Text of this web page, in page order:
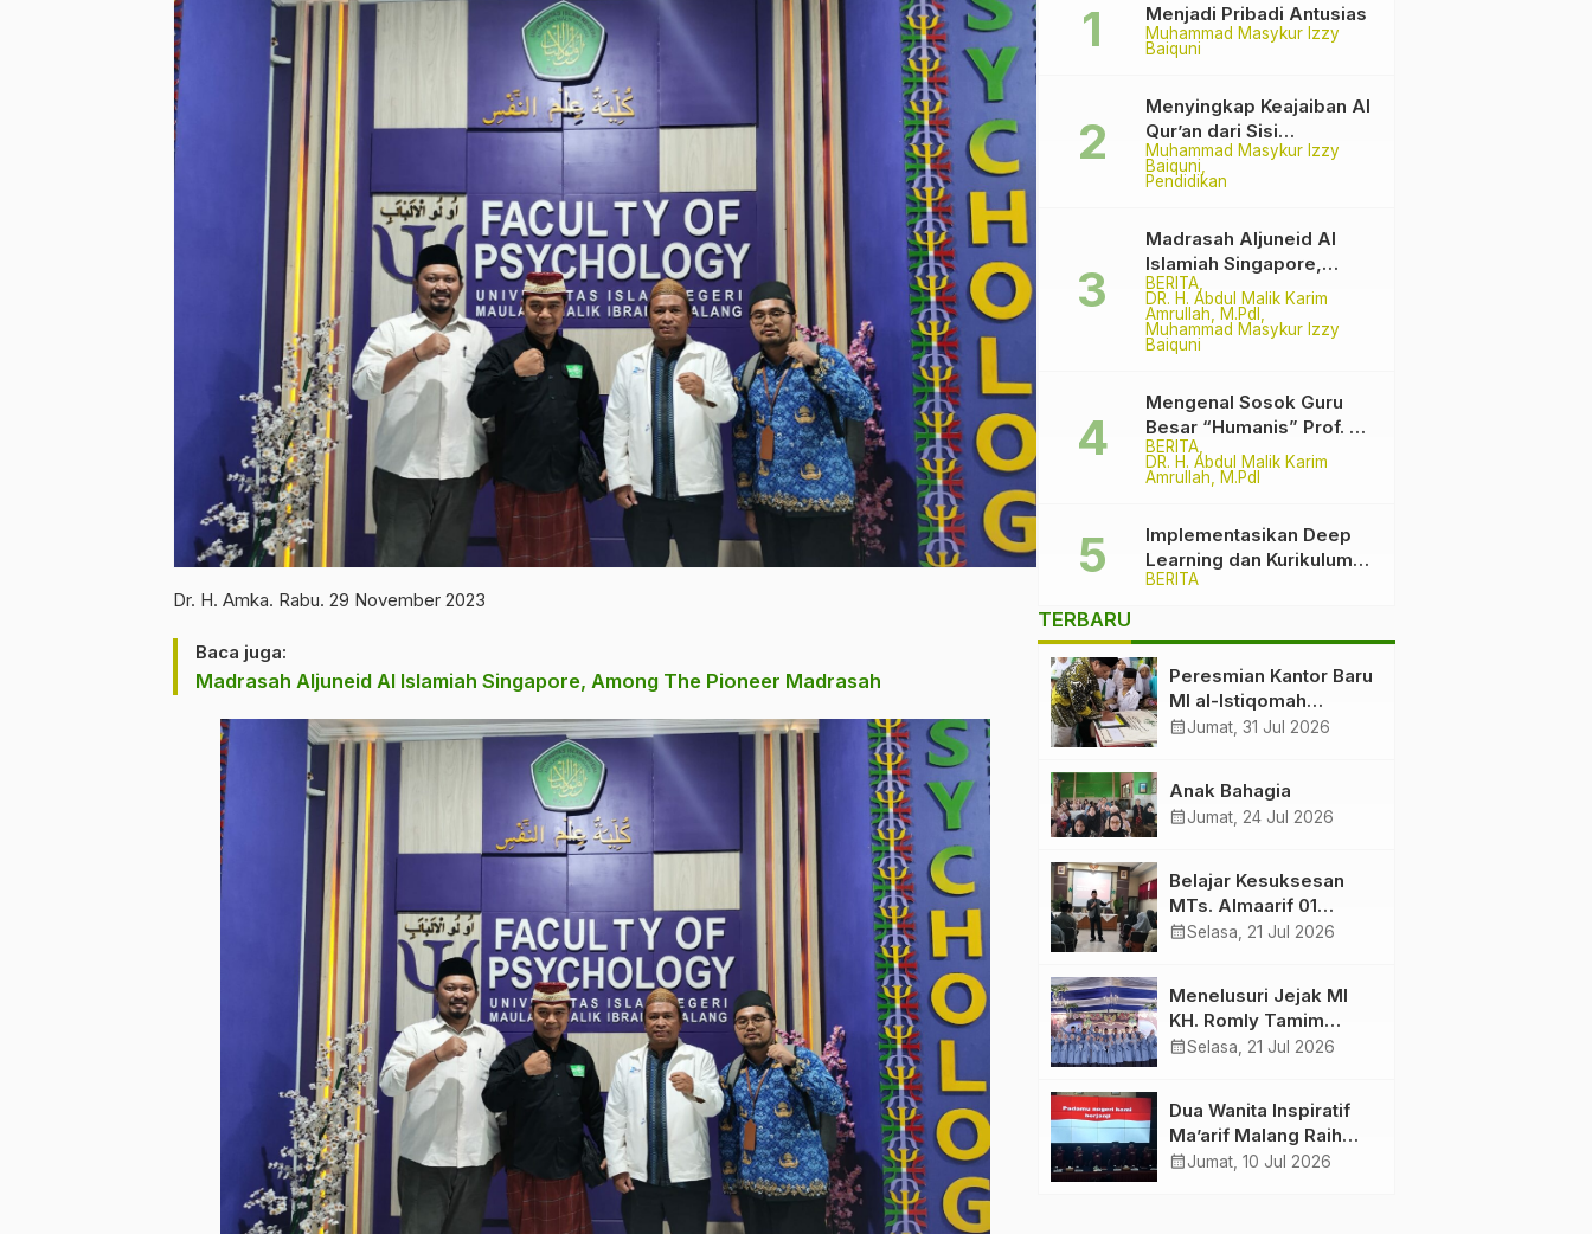
Dr. H. Amka. Rabu. 29 November 2023
Baca juga:
Madrasah Aljuneid Al Islamiah Singapore, Among The Pioneer Madrasah
Muhammad Masykur Izzy
Baiquni
Menjadi Pribadi Antusias
Muhammad Masykur Izzy
Baiquni
Pendidikan
Menyingkap Keajaiban Al
Qur’an dari Sisi
Matematika
BERITA
DR. H. Abdul Malik Karim
Amrullah, M.PdI
Muhammad Masykur Izzy
Baiquni
Madrasah Aljuneid Al
Islamiah Singapore,
Among The Pioneer
Madrasah
BERITA
DR. H. Abdul Malik Karim
Amrullah, M.PdI
Mengenal Sosok Guru
Besar “Humanis” Prof. Dr.
H. Syamsul Hadi, M.Pd.,
M.Ed.
BERITA
Implementasikan Deep
Learning dan Kurikulum
Cinta, Komitmen Ma’arif
Melawan Intoleransi dan
Bullying
TERBARU
Peresmian Kantor Baru
MI al-Istiqomah
Sumbersuko Tajinan.
Bersama untuk
Mencetak Generasi
calendar_monthJumat, 31 Jul 2026
Anak Bahagia
calendar_monthJumat, 24 Jul 2026
Belajar Kesuksesan
MTs. Almaarif 01
Singosari
calendar_monthSelasa, 21 Jul 2026
Menelusuri Jejak MI
KH. Romly Tamim
Ketika Dawuh Seorang
Nahdliyin
calendar_monthSelasa, 21 Jul 2026
Dua Wanita Inspiratif
Ma’arif Malang Raih
Doktor
calendar_monthJumat, 10 Jul 2026